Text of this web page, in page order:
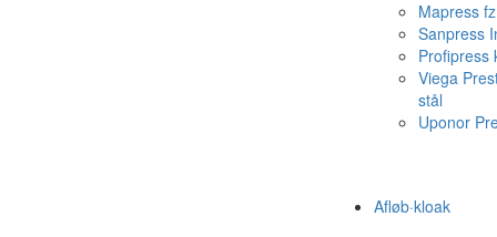
Mapress fz
Sanpress
Profipress
Viega
stål
Uponor
Afløb·kloak